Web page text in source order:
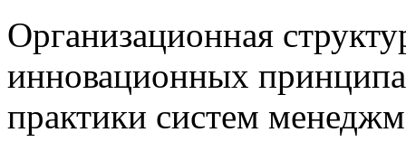
Организационная
инновационных
практики систем